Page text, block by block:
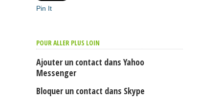
Pin It
POUR ALLER PLUS LOIN
Ajouter un contact dans Yahoo
Messenger
Bloquer un contact dans Skype